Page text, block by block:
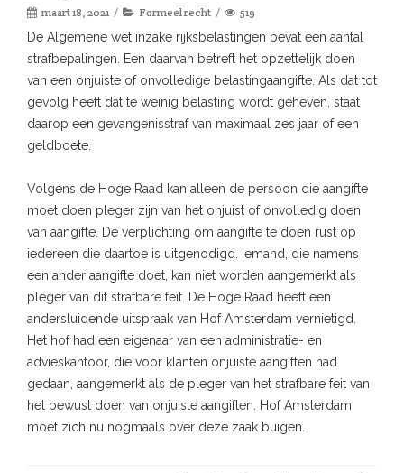
maart 18, 2021 Formeel recht 519
De Algemene wet inzake rijksbelastingen bevat een aantal
strafbepalingen. Een daarvan betreft het opzettelijk doen
van een onjuiste of onvolledige belastingaangifte. Als dat tot
gevolg heeft dat te weinig belasting wordt geheven, staat
daarop een gevangenisstraf van maximaal zes jaar of een
geldboete.
Volgens de Hoge Raad kan alleen de persoon die aangifte
moet doen pleger zijn van het onjuist of onvolledig doen
van aangifte. De verplichting om aangifte te doen rust op
iedereen die daartoe is uitgenodigd. Iemand, die namens
een ander aangifte doet, kan niet worden aangemerkt als
pleger van dit strafbare feit. De Hoge Raad heeft een
andersluidende uitspraak van Hof Amsterdam vernietigd.
Het hof had een eigenaar van een administratie- en
advieskantoor, die voor klanten onjuiste aangiften had
gedaan, aangemerkt als de pleger van het strafbare feit van
het bewust doen van onjuiste aangiften. Hof Amsterdam
moet zich nu nogmaals over deze zaak buigen.